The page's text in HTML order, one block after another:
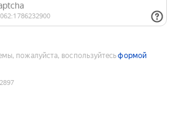
пожалуйста, воспользуйтесьформой